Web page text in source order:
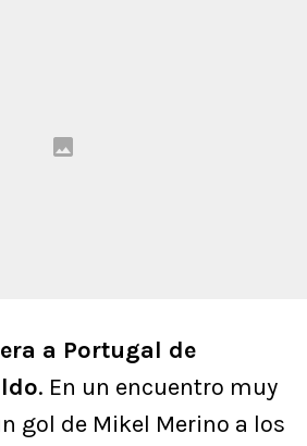
a Portugal de
. En un encuentro muy
gol de Mikel Merino a los